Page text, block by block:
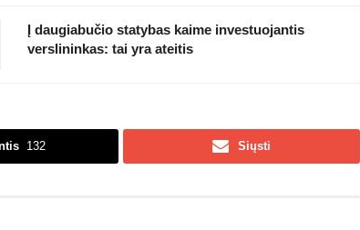
Į daugiabučio statybas kaime investuojantis
verslininkas: tai yra ateitis
132 Siųsti